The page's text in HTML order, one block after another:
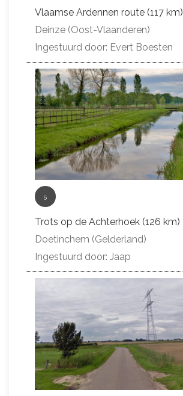
Vlaamse Ardennen route (117 km)
Deinze (Oost-Vlaanderen)
Ingestuurd door: Evert Boesten
5
Trots op de Achterhoek (126 km)
Doetinchem (Gelderland)
Ingestuurd door: Jaap